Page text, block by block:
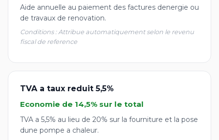
Aide annuelle au paiement des factures denergie ou
de travaux de renovation.
Conditions : Attribue automatiquement selon le revenu
fiscal de reference
TVA a taux reduit 5,5%
Economie de 14,5% sur le total
TVA a 5,5% au lieu de 20% sur la fourniture et la pose
dune pompe a chaleur.